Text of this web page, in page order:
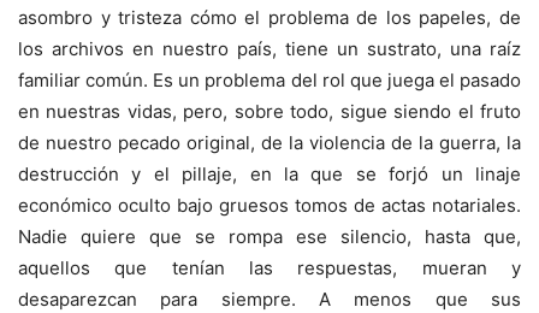
asombro y tristeza cómo el problema de los papeles, de
los archivos en nuestro país, tiene un sustrato, una raíz
familiar común. Es un problema del rol que juega el pasado
en nuestras vidas, pero, sobre todo, sigue siendo el fruto
de nuestro pecado original, de la violencia de la guerra, la
destrucción y el pillaje, en la que se forjó un linaje
económico oculto bajo gruesos tomos de actas notariales.
Nadie quiere que se rompa ese silencio, hasta que,
aquellos que tenían las respuestas, mueran y
desaparezcan para siempre. A menos que sus